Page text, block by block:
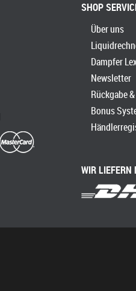
SHOP
Über uns
Dampfer
Newsletter
Rückgabe
Bonus
WIR LIEFERN